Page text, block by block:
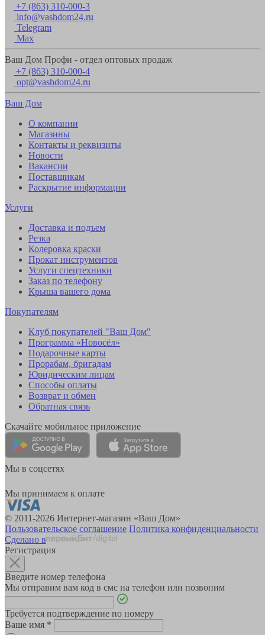
+7 (863) 310-000-3
info@vashdom24.ru
Telegram
Max
Ваш Дом Профи - отдел оптовых продаж
+7 (863) 310-000-4
opt@vashdom24.ru
Ваш Дом
О компании
Магазины
Контакты и реквизиты
Новости
Вакансии
Поставщикам
Раскрытие информации
Услуги
Доставка и подъем
Резка
Колеровка краски
Прокат инструментов
Услуги спецтехники
Заказ по телефону
Крыша вашего дома
Покупателям
Клуб покупателей "Ваш Дом"
Программа «Новосёл»
Подарочные карты
Прорабам, бригадам
Юридическим лицам
Способы оплаты
Возврат и обмен
Обратная связь
Скачайте мобильное приложение
Мы в соцсетях
Мы принимаем к оплате
© 2011-2026 Интернет-магазин «Ваш Дом»
Пользовательское соглашение Политика конфиденциальности
Сделано в
Регистрация
Введите номер телефона
Мы отправим вам код в смс на телефон или позвоним
Требуется подтверждение по номеру
Ваше имя *